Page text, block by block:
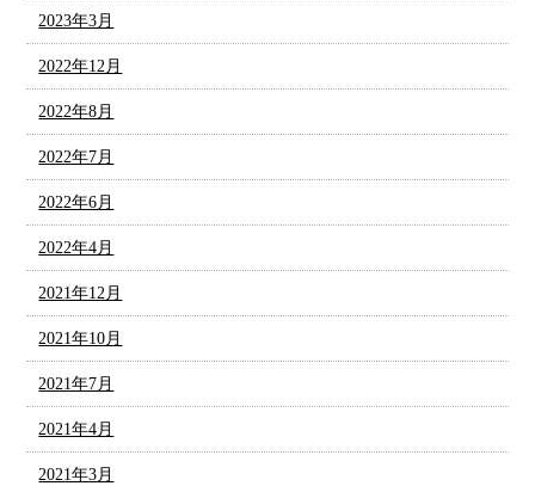
2023年3月
2022年12月
2022年8月
2022年7月
2022年6月
2022年4月
2021年12月
2021年10月
2021年7月
2021年4月
2021年3月